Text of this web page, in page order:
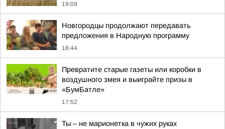
19:09
Новгородцы продолжают передавать
предложения в Народную программу
18:44
Превратите старые газеты или коробки в
воздушного змея и выиграйте призы в
«БумБатле»
17:52
Ты – не марионетка в чужих руках